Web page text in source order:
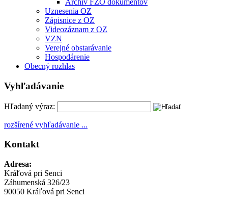
Archív FZO dokumentov
Uznesenia OZ
Zápisnice z OZ
Videozáznam z OZ
VZN
Verejné obstarávanie
Hospodárenie
Obecný rozhlas
Vyhľadávanie
Hľadaný výraz:
rozšírené vyhľadávanie ...
Kontakt
Adresa:
Kráľová pri Senci
Záhumenská 326/23
90050 Kráľová pri Senci